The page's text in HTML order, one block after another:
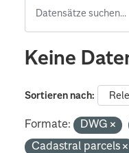
Keine
Sortieren nach
Formate: DWG
Cadastral parcels